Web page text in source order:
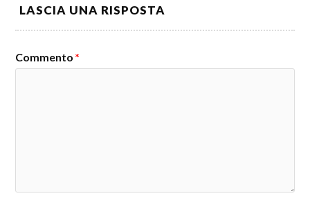
LASCIA UNA RISPOSTA
Commento *